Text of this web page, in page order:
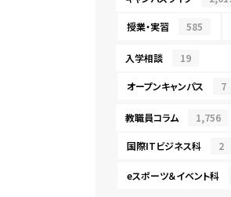
授業・実習 585
入学相談 19
オープンキャンパス 7
教職員コラム 1,756
国際ITビジネス科 2
eスポーツ＆イベント科